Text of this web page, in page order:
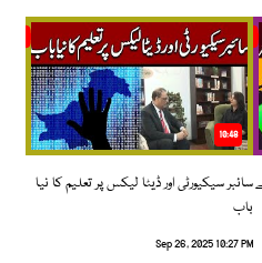
10:48
سائبر سیکیورٹی اور ڈیٹا لیکس پر تعلیم کا نیا
باب
Sep 26, 2025 10:27 PM